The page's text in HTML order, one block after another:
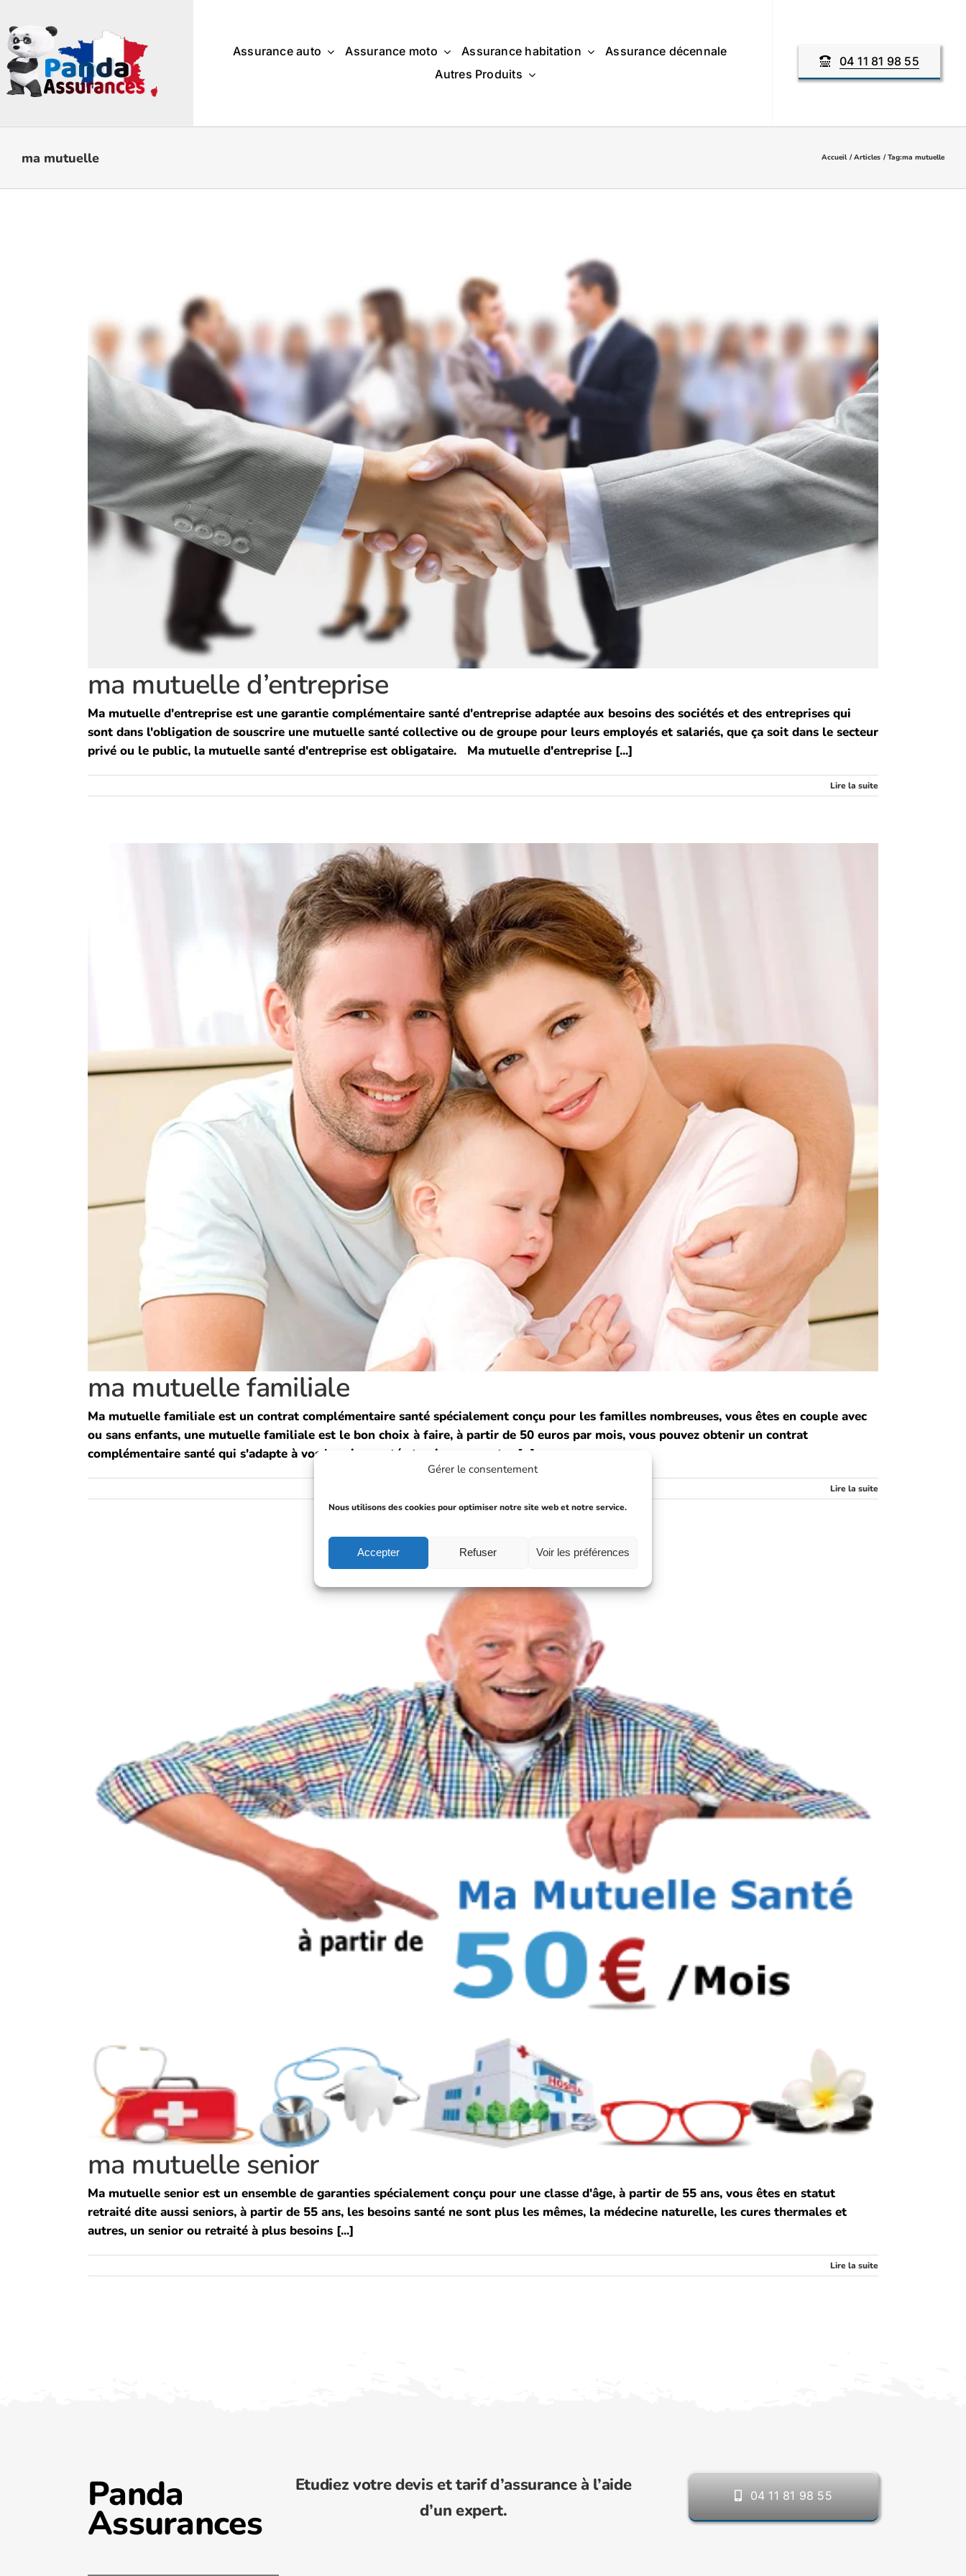
Gérer le consentement
Nous utilisons des cookies pour optimiser notre site web et notre service.
Accepter Refuser Voir les préférences
au
contenu
Assurance auto Assurance moto Assurance habitation
Assurance décennale
Autres Produits
04 11 81 98 55
ma mutuelle Accueil Articles Tag:ma mutuelle
ma mutuelle d’entreprise
Ma mutuelle d'entreprise est une garantie complémentaire santé d'entreprise adaptée aux besoins des sociétés et des entreprises qui
sont dans l'obligation de souscrire une mutuelle santé collective ou de groupe pour leurs employés et salariés, que ça soit dans le secteur
privé ou le public, la mutuelle santé d'entreprise est obligataire. Ma mutuelle d'entreprise [...]
Lire la suite
ma mutuelle familiale
Ma mutuelle familiale est un contrat complémentaire santé spécialement conçu pour les familles nombreuses, vous êtes en couple avec
ou sans enfants, une mutuelle familiale est le bon choix à faire, à partir de 50 euros par mois, vous pouvez obtenir un contrat
complémentaire santé qui s'adapte à vos besoins santé et qui couvre votre [...]
Lire la suite
ma mutuelle senior
Ma mutuelle senior est un ensemble de garanties spécialement conçu pour une classe d'âge, à partir de 55 ans, vous êtes en statut
retraité dite aussi seniors, à partir de 55 ans, les besoins santé ne sont plus les mêmes, la médecine naturelle, les cures thermales et
autres, un senior ou retraité à plus besoins [...]
Lire la suite
Panda
Assurances
Etudiez votre devis et tarif d’assurance à l’aide
d’un expert.
04 11 81 98 55